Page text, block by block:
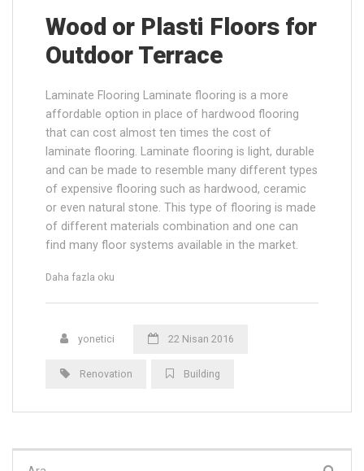
Wood or Plasti Floors for
Outdoor Terrace
Laminate Flooring Laminate flooring is a more
affordable option in place of hardwood flooring
that can cost almost ten times the cost of
laminate flooring. Laminate flooring is light, durable
and can be made to resemble many different types
of expensive flooring such as hardwood, ceramic
or even natural stone. This type of flooring is made
of different materials combination and one can
find many floor systems available in the market.
Daha fazla oku
Plasti
Terrace”
yonetici 22 Nisan 2016
Renovation Building